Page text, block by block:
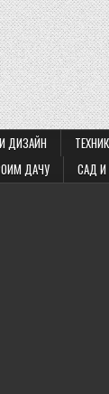
ДИЗАЙН
ДАЧУ САД И